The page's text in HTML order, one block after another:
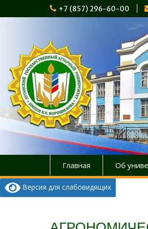
к
+7 (857) 296-60-00
Главная Об
Версия для слабовидящих